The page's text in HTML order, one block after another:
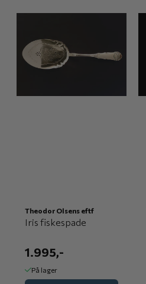
Theodor Olsens eftf
Iris fiskespade
1.995,-
På lager